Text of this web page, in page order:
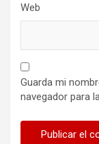
Web
Guarda mi
navegador para